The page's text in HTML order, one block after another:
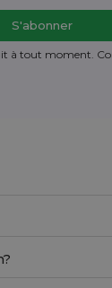
à tout moment.